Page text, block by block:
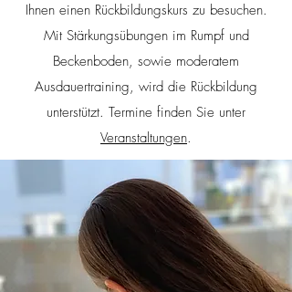
Ihnen einen Rückbildungskurs zu besuchen.
Mit Stärkungsübungen im Rumpf und
Beckenboden, sowie moderatem
Ausdauertraining, wird die Rückbildung
unterstützt. Termine finden Sie unter
Veranstaltungen.